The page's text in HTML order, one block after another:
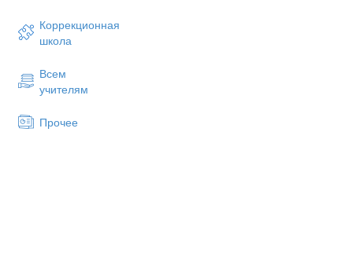
Коррекционная
школа
Всем
учителям
Прочее